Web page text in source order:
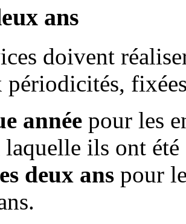
ans
doivent
périodicités,
année pour les
laquelle ils ont
deux ans pour